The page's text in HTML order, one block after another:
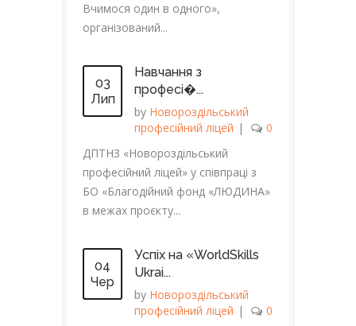
Вчимося один в одного»,
організований...
03
Лип
Навчання з
професі�...
by Новороздільський
професійний ліцей |
0
ДПТНЗ «Новороздільський
професійний ліцей» у співпраці з
БО «Благодійний фонд «ЛЮДИНА»
в межах проєкту...
04
Чер
Успіх на «WorldSkills
Ukrai...
by Новороздільський
професійний ліцей |
0